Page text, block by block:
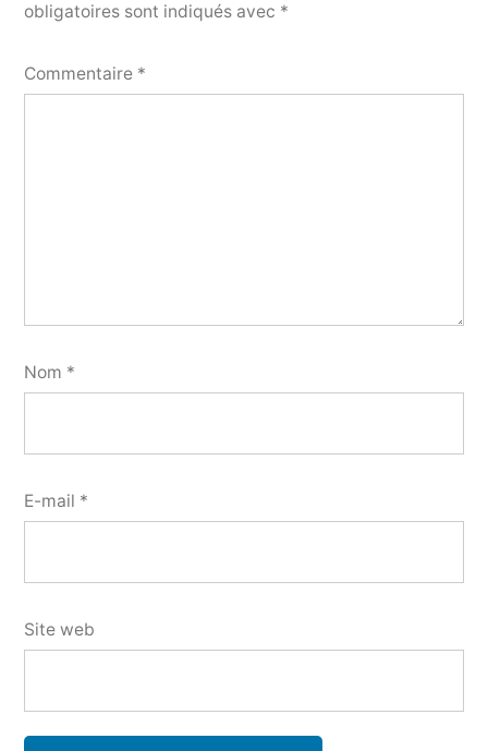
obligatoires sont indiqués avec *
Commentaire *
Nom *
E-mail *
Site web